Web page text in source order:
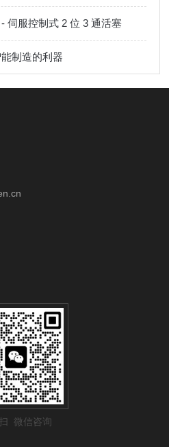
伺服控制式 2 位 3 通活塞
制造的利器
微信咨询